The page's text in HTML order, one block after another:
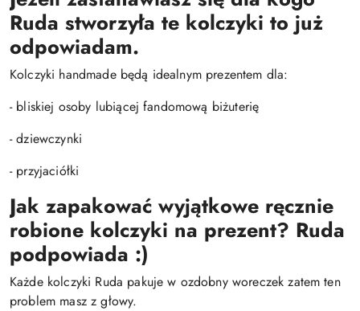
Ruda stworzyła te kolczyki to już
odpowiadam.
Kolczyki handmade będą idealnym prezentem dla:
- bliskiej osoby lubiącej fandomową biżuterię
- dziewczynki
- przyjaciółki
Jak zapakować wyjątkowe ręcznie
robione kolczyki na prezent? Ruda
podpowiada :)
Każde kolczyki Ruda pakuje w ozdobny woreczek zatem ten
problem masz z głowy.